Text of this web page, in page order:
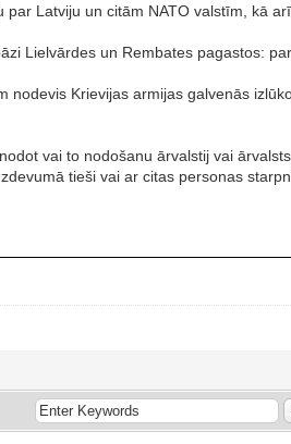
Latviju un citām NATO valstīm, kā
Lielvārdes un Rembates pagastos:
nodevis Krievijas armijas galvenās
vai to nodošanu ārvalstij vai
tieši vai ar citas personas